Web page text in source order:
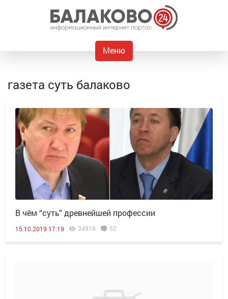
Меню
газета суть балаково
В чём “cуть” древнейшей профессии
15.10.2019 17:19 34916 52